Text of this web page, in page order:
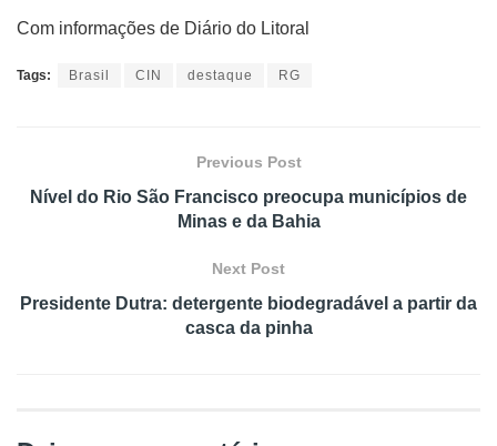
Com informações de Diário do Litoral
Tags: Brasil CIN destaque RG
Previous Post
Nível do Rio São Francisco preocupa municípios de
Minas e da Bahia
Next Post
Presidente Dutra: detergente biodegradável a partir da
casca da pinha